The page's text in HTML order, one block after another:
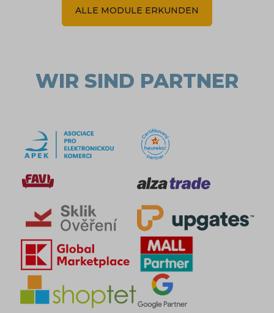
ALLE MODULE ERKUNDEN
WIR SIND PARTNER